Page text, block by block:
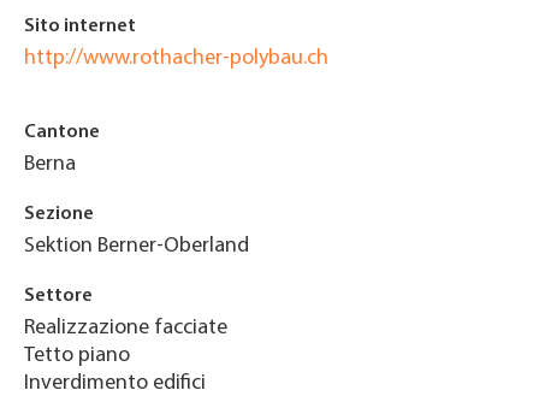
Sito internet
http://www.rothacher-polybau.ch
Cantone
Berna
Sezione
Sektion Berner-Oberland
Settore
Realizzazione facciate
Tetto piano
Inverdimento edifici